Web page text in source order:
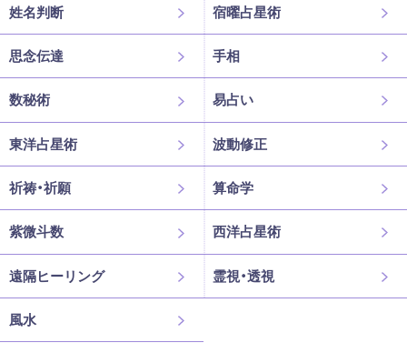
姓名判断 宿曜占星術
思念伝達 手相
数秘術 易占い
東洋占星術 波動修正
祈祷・祈願 算命学
紫微斗数 西洋占星術
遠隔ヒーリング 霊視・透視
風水